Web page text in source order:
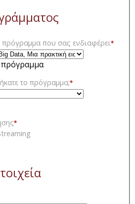
πρόγραμμα που σας ενδιαφέρει*
πρόγραμμα
το πρόγραμμα;*
*